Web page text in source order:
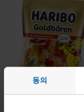
동의
Goldbären